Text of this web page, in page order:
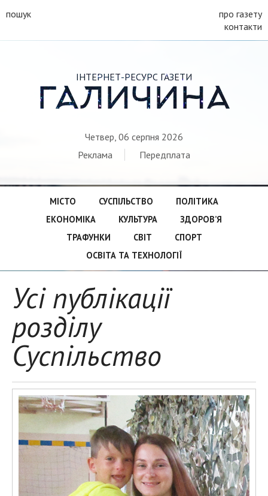
пошук
про газету
контакти
ІНТЕРНЕТ-РЕСУРС ГАЗЕТИ
ГАЛИЧИНА
Четвер, 06 серпня 2026
Реклама
Передплата
МІСТО СУСПІЛЬСТВО
ПОЛІТИКА
ЕКОНОМІКА
КУЛЬТУРА
ЗДОРОВ’Я
ТРАФУНКИ
СВІТ
СПОРТ
ОСВІТА ТА ТЕХНОЛОГІЇ
Усі публікації
розділу
Суспільство